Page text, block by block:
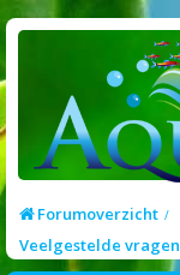
Forumoverzicht
Veelgestelde vragen